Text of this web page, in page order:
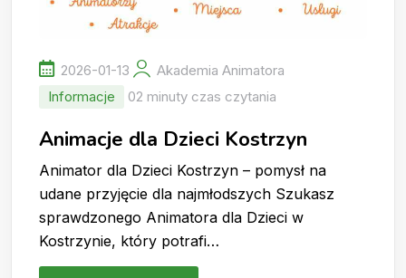
2026-01-13
Akademia Animatora
Informacje
02 minuty czas czytania
Animacje dla Dzieci Kostrzyn
Animator dla Dzieci Kostrzyn – pomysł na
udane przyjęcie dla najmłodszych Szukasz
sprawdzonego Animatora dla Dzieci w
Kostrzynie, który potrafi…